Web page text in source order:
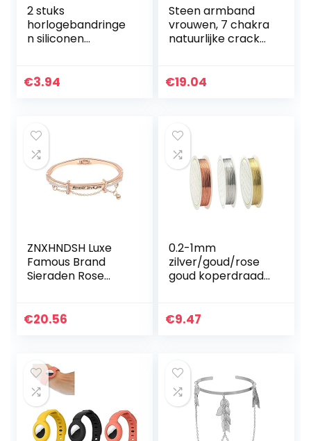
2 stuks
horlogebandringe
n siliconen
beweegbare
voor Garmin…
€3.94
Steen armband
vrouwen, 7 chakra
natuurlijke crack
armband mode
€19.04
ZNXHNDSH Luxe
Famous Brand
Sieraden Rose
Bangles Female
€20.56
0.2-1mm
zilver/goud/rose
goud koperdraad
Colorfast Koord
€9.47